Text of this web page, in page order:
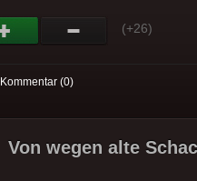
(+26)
Kommentar (0)
Von wegen alte